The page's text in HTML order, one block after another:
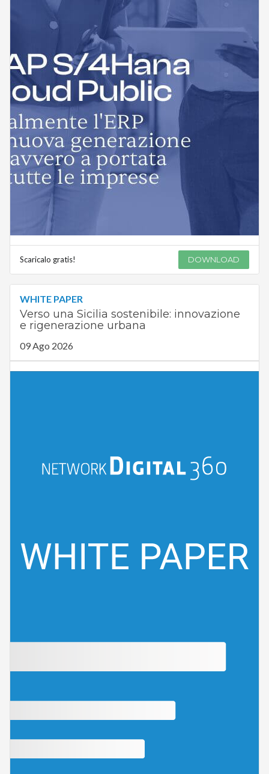
Scaricalo gratis! DOWNLOAD
WHITE PAPER
Verso una Sicilia sostenibile: innovazione
e rigenerazione urbana
09 Ago 2026